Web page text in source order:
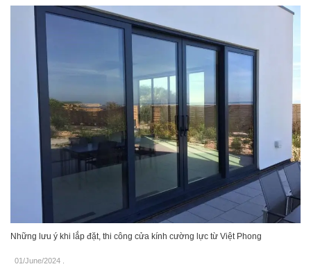
Những lưu ý khi lắp đặt, thi công cửa kính cường lực từ Việt Phong
01/June/2024